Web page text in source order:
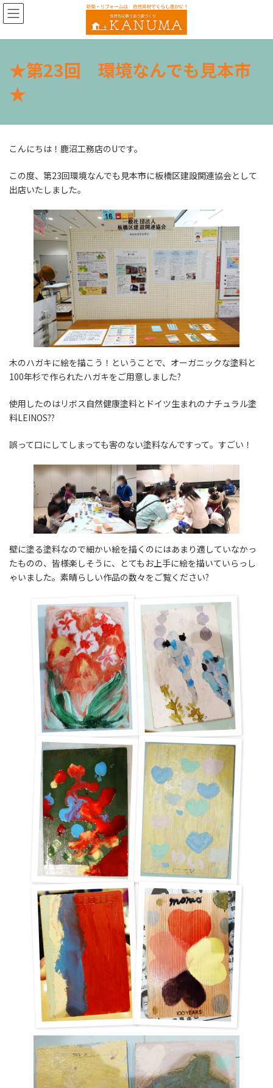
コ
ン
ン
ナ
ビ
ー
★第23回 環境なんでも見本市
★
こんにちは！鹿沼工務店のUです。
この度、第23回環境なんでも見本市に板橋区建設関連協会として
出店いたしました。
木のハガキに絵を描こう！ということで、オーガニックな塗料と
100年杉で作られたハガキをご用意しました?
使用したのはリボス自然健康塗料とドイツ生まれのナチュラル塗
料LEINOS??️
誤って口にしてしまっても害のない塗料なんですって。すごい！
壁に塗る塗料なので細かい絵を描くのにはあまり適していなかっ
たものの、皆様楽しそうに、とてもお上手に絵を描いていらっし
ゃいました。素晴らしい作品の数々をご覧ください?